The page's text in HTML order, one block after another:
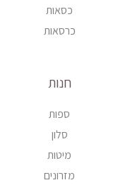
כסאות
כרסאות
חנות
ספות
סלון
מיטות
מזרונים